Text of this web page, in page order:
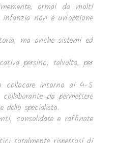
ormai da molti
non è un'opzione
ma anche sistemi ed
persino, talvolta, per
collocare intorno ai 4-5
da permettere
specialista.
consolidate e raffinate